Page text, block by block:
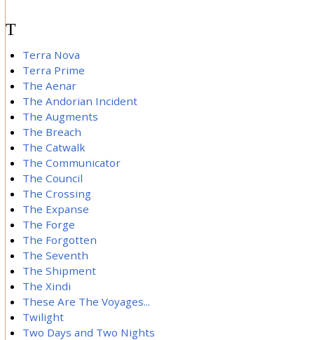
T
Terra Nova
Terra Prime
The Aenar
The Andorian Incident
The Augments
The Breach
The Catwalk
The Communicator
The Council
The Crossing
The Expanse
The Forge
The Forgotten
The Seventh
The Shipment
The Xindi
These Are The Voyages...
Twilight
Two Days and Two Nights